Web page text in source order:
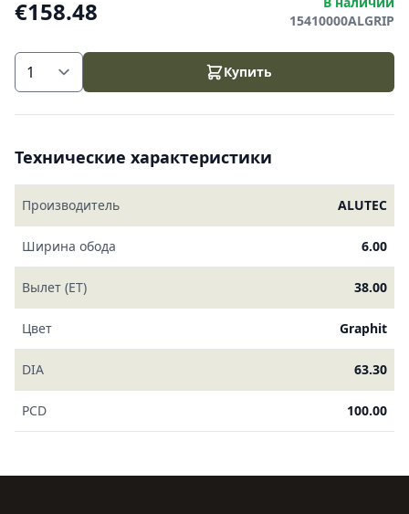
€158.48
15410000ALGRIP
Купить
Технические характеристики
Производитель ALUTEC
Ширина обода 6.00
Вылет (ET) 38.00
Цвет Graphit
DIA 63.30
PCD 100.00